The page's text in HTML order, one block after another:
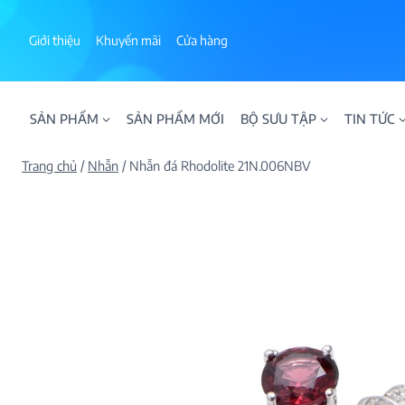
Giới thiệu Khuyến mãi Cửa hàng
SẢN PHẨM SẢN PHẨM MỚI BỘ SƯU TẬP
BST NHẪN NAM
BST SWEETIES
FAMILY
TIN TỨC
Trang chủ / Nhẫn / Nhẫn đá Rhodolite 21N.006NBV